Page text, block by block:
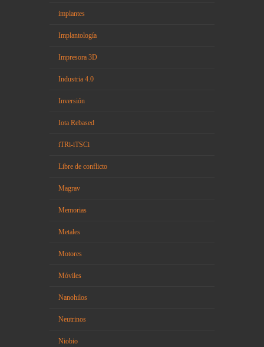
implantes
Implantología
Impresora 3D
Industria 4.0
Inversión
Iota Rebased
iTRi-iTSCi
Libre de conflicto
Magrav
Memorias
Metales
Motores
Móviles
Nanohilos
Neutrinos
Niobio